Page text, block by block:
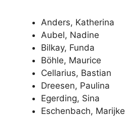
Anders, Katherina
Aubel, Nadine
Bilkay, Funda
Böhle, Maurice
Cellarius, Bastian
Dreesen, Paulina
Egerding, Sina
Eschenbach, Marijke